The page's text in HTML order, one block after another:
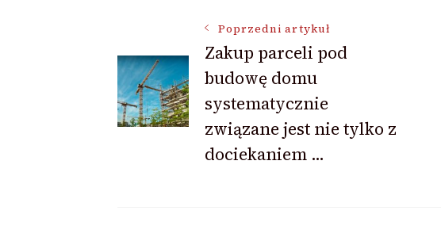
Nawigacja
wpisu
Poprzedni artykuł
Zakup parceli pod
budowę domu
systematycznie
związane jest nie tylko z
dociekaniem …